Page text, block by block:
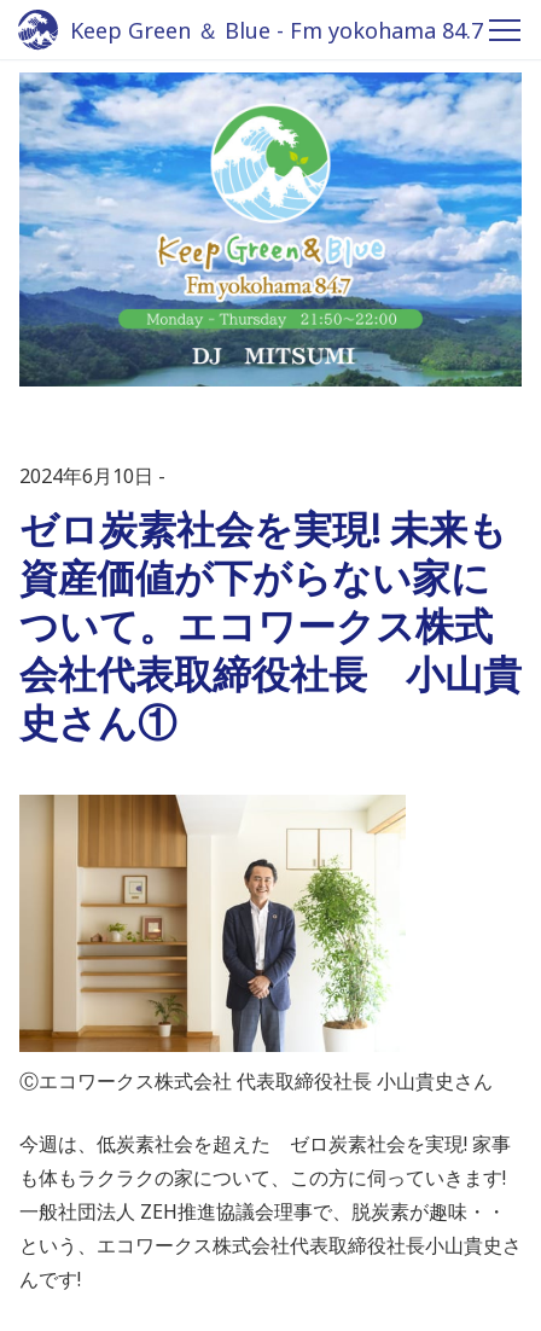
Keep Green ＆ Blue - Fm yokohama 84.7
2024年6月10日
ゼロ炭素社会を実現! 未来も
資産価値が下がらない家に
ついて。エコワークス株式
会社代表取締役社長 小山貴
史さん①
Ⓒエコワークス株式会社 代表取締役社長 小山貴史さん
今週は、低炭素社会を超えた ゼロ炭素社会を実現! 家事
も体もラクラクの家について、この方に伺っていきます!
一般社団法人 ZEH推進協議会理事で、脱炭素が趣味・・
という、エコワークス株式会社代表取締役社長小山貴史さ
んです!